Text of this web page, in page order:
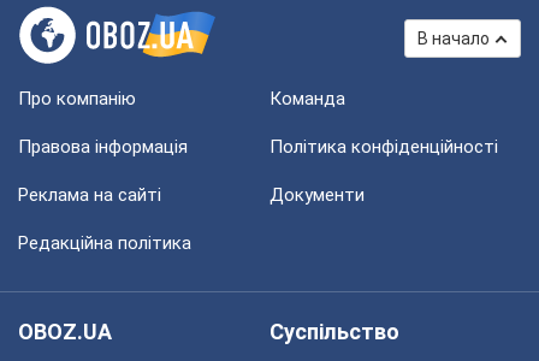
В начало
Про компанію Команда
Правова інформація Політика конфіденційності
Реклама на сайті Документи
Редакційна політика
OBOZ.UA
Суспільство